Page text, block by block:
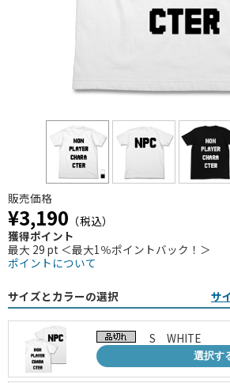
販売価格
¥3,190 （税込）
獲得ポイント
最大 29 pt ＜最大1％ポイントバック！＞
ポイントについて
サイズとカラーの選択 サ
S WHITE
選択す